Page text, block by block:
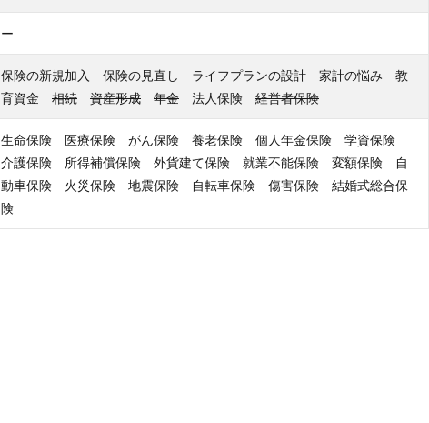
ー
保険の新規加入 保険の見直し ライフプランの設計 家計の悩み 教
育資金 相続 資産形成 年金 法人保険 経営者保険
生命保険 医療保険 がん保険 養老保険 個人年金保険 学資保険
介護保険 所得補償保険 外貨建て保険 就業不能保険 変額保険 自
動車保険 火災保険 地震保険 自転車保険 傷害保険 結婚式総合保
険